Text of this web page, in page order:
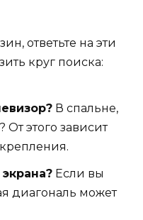
ответьте на эти
круг поиска:
В спальне,
От этого зависит
Если вы
диагональ может